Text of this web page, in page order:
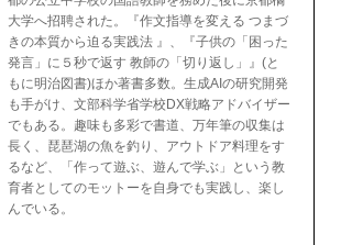
大学へ招聘された。『作文指導を変える つまづ
きの本質から迫る実践法 』、『子供の「困った
発言」に５秒で返す 教師の「切り返し」』(と
もに明治図書)ほか著書多数。生成AIの研究開発
も手がけ、文部科学省学校DX戦略アドバイザー
でもある。趣味も多彩で書道、万年筆の収集は
長く、琵琶湖の魚を釣り、アウトドア料理をす
るなど、「作って遊ぶ、遊んで学ぶ」という教
育者としてのモットーを自身でも実践し、楽し
んでいる。